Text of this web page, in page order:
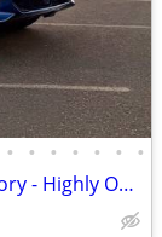
• • • • • • •
2023 BMW X5 M50i - Dealer Service History - Highly Optioned